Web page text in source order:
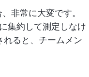
非常に大変です。
集約して測定しなけ
れると、チームメン